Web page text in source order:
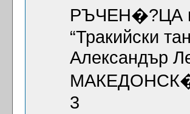
РЪЧЕН�?ЦА
“Тракийски
Александър
3